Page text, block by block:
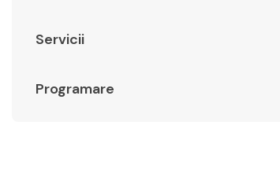
Servicii
Programare